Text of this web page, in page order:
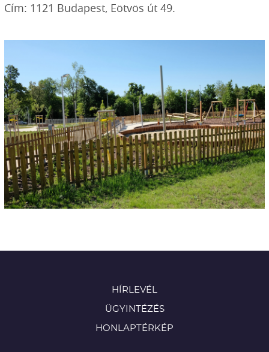
Cím: 1121 Budapest, Eötvös út 49.
HÍRLEVÉL
ÜGYINTÉZÉS
HONLAPTÉRKÉP